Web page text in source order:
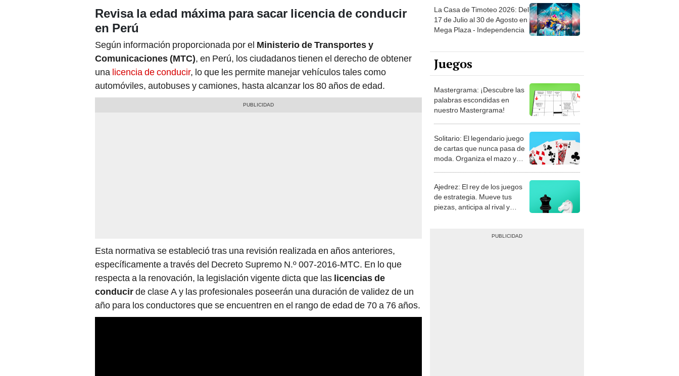
Revisa la edad máxima para sacar licencia de conducir
en Perú
Según información proporcionada por el Ministerio de Transportes y
Comunicaciones (MTC), en Perú, los ciudadanos tienen el derecho de obtener
una licencia de conducir, lo que les permite manejar vehículos tales como
automóviles, autobuses y camiones, hasta alcanzar los 80 años de edad.
Esta normativa se estableció tras una revisión realizada en años anteriores,
específicamente a través del Decreto Supremo N.º 007-2016-MTC. En lo que
respecta a la renovación, la legislación vigente dicta que las licencias de
conducirde clase A y las profesionales poseerán una duración de validez de un
año para los conductores que se encuentren en el rango de edad de 70 a 76 años.
La Casa de Timoteo 2026: Del
17 de Julio al 30 de Agosto en
Mega Plaza - Independencia
Juegos
Mastergrama: ¡Descubre las
palabras escondidas en
nuestro Mastergrama!
Solitario: El legendario juego
de cartas que nunca pasa de
moda. Organiza el mazo y
Ajedrez: El rey de los juegos
de estrategia. Mueve tus
piezas, anticipa al rival y